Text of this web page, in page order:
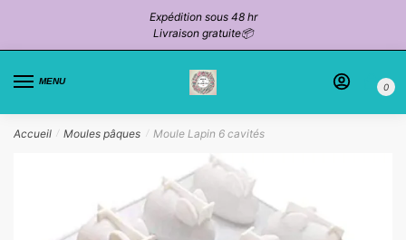
la
navigation
contenu
Expédition sous 48 hr
Livraison gratuite📦
MENU
0
Accueil / Moules pâques / Moule Lapin 6 cavités